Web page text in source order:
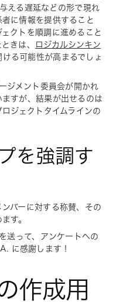
える遅延などの形で現れ
に情報を提供すること
クトを順調に進めること
きは、
ロジカルシンキン
る可能性が高まるでしょ
ジメント委員会が開かれ
すが、結果が出せるのは
ジェクトタイムラインの
を強調す
バーに対する称賛、その
す。
送って、アンケートへの
に感謝します！
作成用